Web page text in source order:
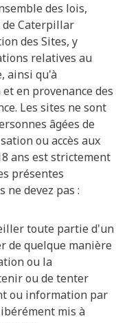
des lois,
Caterpillar
des Sites, y
relatives au
ainsi qu'à
en provenance des
Les sites ne sont
âgées de
ou accès aux
ans est strictement
présentes
devez pas :
toute partie d'un
de quelque manière
ou la
ou de tenter
ou information par
mis à